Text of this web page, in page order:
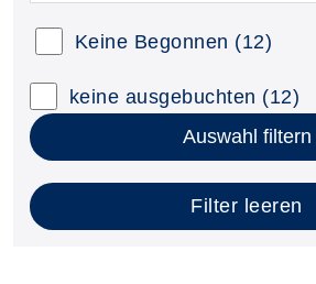
Keine Begonnen (12)
keine ausgebuchten (12)
Auswahl filtern
Filter leeren